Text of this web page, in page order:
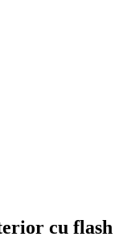
cu flash